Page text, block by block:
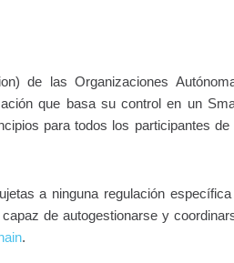
de las Organizaciones
que basa su control en un
para todos los participantes de
a ninguna regulación
de autogestionarse y
.